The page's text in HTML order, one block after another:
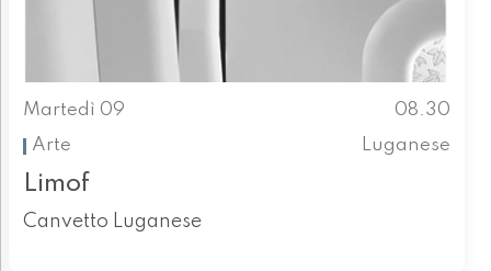
Martedì 09
08.30
Arte
Luganese
Limof
Canvetto Luganese